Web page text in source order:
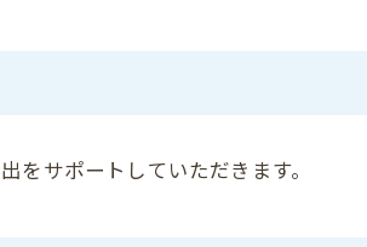
サポートしていただきます。